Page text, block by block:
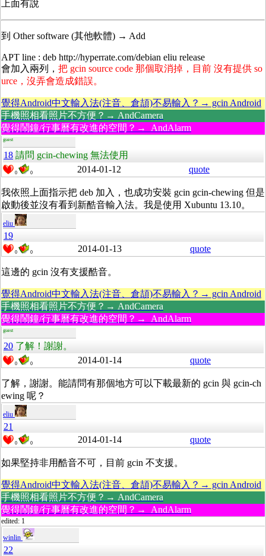
上面有說
到 Other software (其他軟體) → Add
APT line : deb http://hyperrate.com/debian eliu release
會加入兩列， 把 gcin source code 那個取消掉，目前 沒有提供 so
urce，沒弄會造成錯誤。
覺得Android中文輸入法(注音、倉頡)不易輸入？→ gcin Android
手機照相看照片不方便？→ AndCamera
覺得鬧鐘/行事曆有改進的空間？→ AndAlarm
guest
18 請問 gcin-chewing 無法使用
0 0 2014-01-12 quote
我依照上面指示把 deb 加入，也成功安裝 gcin gcin-chewing 但是
啟動後並沒有看到新酷音輸入法。我是使用 Xubuntu 13.10。
eliu
19
0 0 2014-01-13 quote
這邊的 gcin 沒有支援酷音。
覺得Android中文輸入法(注音、倉頡)不易輸入？→ gcin Android
手機照相看照片不方便？→ AndCamera
覺得鬧鐘/行事曆有改進的空間？→ AndAlarm
guest
20 了解！謝謝。
0 0 2014-01-14 quote
了解，謝謝。能請問有那個地方可以下載最新的 gcin 與 gcin-ch
ewing 呢？
eliu
21
0 0 2014-01-14 quote
如果堅持非用酷音不可，目前 gcin 不支援。
覺得Android中文輸入法(注音、倉頡)不易輸入？→ gcin Android
手機照相看照片不方便？→ AndCamera
覺得鬧鐘/行事曆有改進的空間？→ AndAlarm
edited: 1
winlin
22